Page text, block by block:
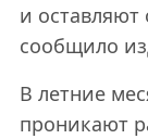
и
сообщило
В летние
проникают